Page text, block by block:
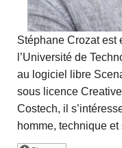
Stéphane Crozat est
l’Université de
au logiciel libre
sous licence
Costech, il
homme, technique